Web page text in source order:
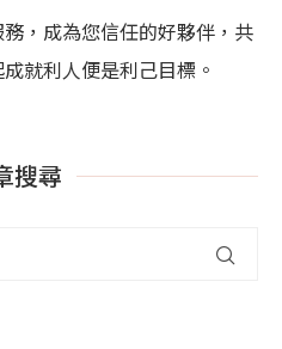
，成為您信任的好夥伴，共
就利人便是利己目標。
搜尋